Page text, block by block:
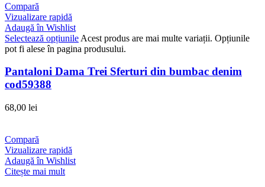
Compară
Vizualizare rapidă
Adaugă în Wishlist
Selectează opțiunile Acest produs are mai multe variații. Opțiunile
pot fi alese în pagina produsului.
Pantaloni Dama Trei Sferturi din bumbac denim
cod59388
68,00 lei
Compară
Vizualizare rapidă
Adaugă în Wishlist
Citește mai mult